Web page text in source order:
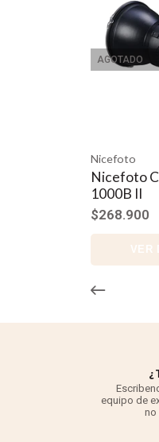
Fuente de
Paquete / G.W 21.5
Luz de video LED
cable de alimentación
Filtro de 5600 K = 1
Filtro de 3200 K = 1
AGOTADO
Nicefoto
Nicefoto
1000B II
$268.900
VER
equipo de
no